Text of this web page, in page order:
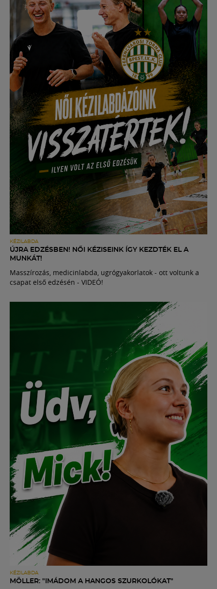
KÉZILABDA
ÚJRA EDZÉSBEN! NŐI KÉZISEINK ÍGY KEZDTÉK EL A
MUNKÁT!
Masszírozás, medicinlabda, ugrógyakorlatok - ott voltunk a
csapat első edzésén - VIDEÓ!
KÉZILABDA
MÖLLER: "IMÁDOM A HANGOS SZURKOLÓKAT"